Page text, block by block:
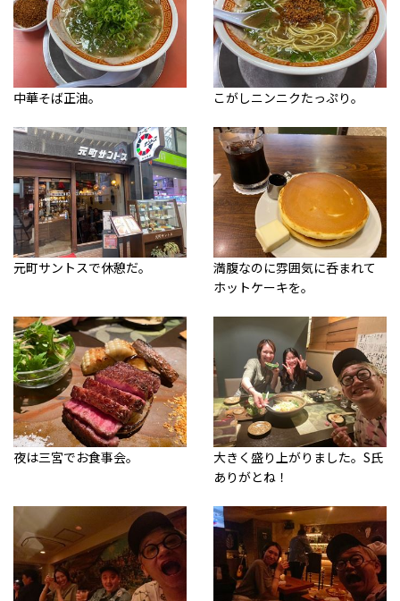
中華そば正油。 こがしニンニクたっぷり。
元町サントスで休憩だ。
満腹なのに雰囲気に呑まれて
ホットケーキを。
夜は三宮でお食事会。
大きく盛り上がりました。S氏
ありがとね！